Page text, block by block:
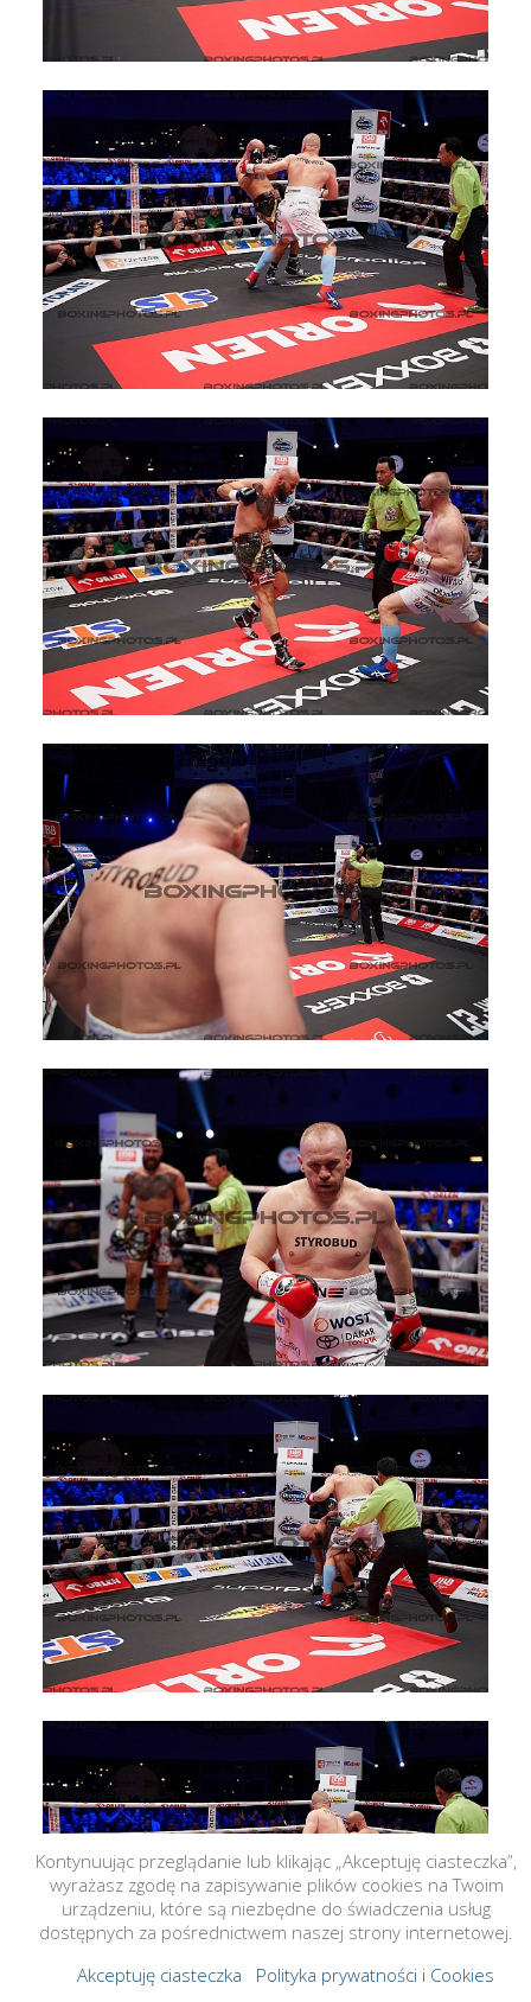
Kontynuując przeglądanie lub klikając „Akceptuję ciasteczka”,
wyrażasz zgodę na zapisywanie plików cookies na Twoim
urządzeniu, które są niezbędne do świadczenia usług
dostępnych za pośrednictwem naszej strony internetowej.
Akceptuję ciasteczka
Polityka prywatności i Cookies